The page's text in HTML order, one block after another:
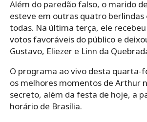
Além do paredão falso, o marido
esteve em outras quatro berlindas
todas. Na última terça, ele
votos favoráveis do público e
Gustavo, Eliezer e Linn da
O programa ao vivo desta quarta-
os melhores momentos de Arthur
secreto, além da festa de hoje, a
horário de Brasília.